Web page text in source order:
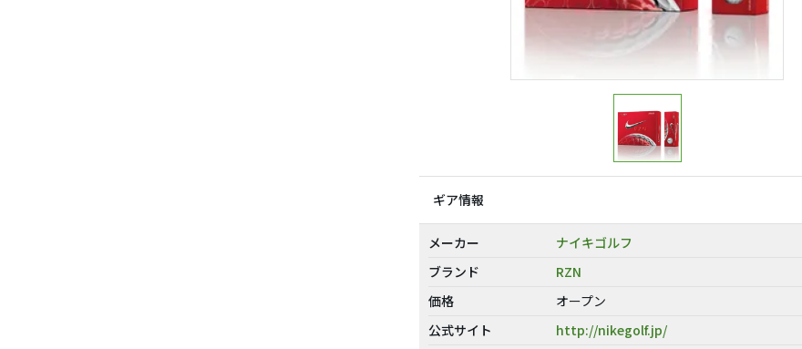
ギア情報
メーカー
ナイキゴルフ
ブランド
RZN
価格
オープン
公式サイト
http://nikegolf.jp/